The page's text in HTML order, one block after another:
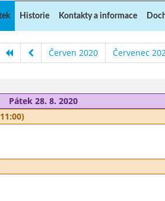
Historie Kontakty a informace
Červen 2020 Červenec
Pátek 28. 8. 2020